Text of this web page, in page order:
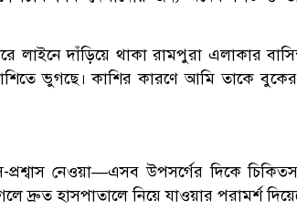
লাইনে দাঁড়িয়ে থাকা রামপুরা এলাকার
ভুগছে। কাশির কারণে আমি তাকে বুকের
প্রশ্বাস নেওয়া—এসব উপসর্গের দিকে
দ্রুত হাসপাতালে নিয়ে যাওয়ার পরামর্শ